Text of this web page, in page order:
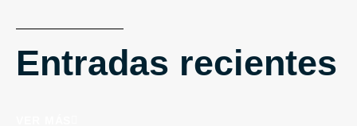
Entradas recientes